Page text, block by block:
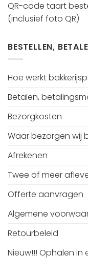
QR-code taart
(inclusief foto QR)
BESTELLEN,
Hoe werkt
Betalen,
Bezorgkosten
Waar bezorgen wij
Afrekenen
Twee of meer
Offerte aanvragen
Algemene
Retourbeleid
Nieuw!!! Ophalen in